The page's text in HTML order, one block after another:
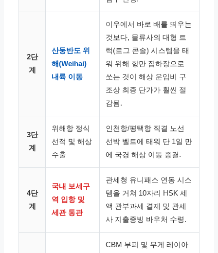
2단
계
산둥반도 위
해(Weihai)
내륙 이동
이우에서 바로 배를 띄우는
것보다, 물류사의 대형 트
럭(로그 콘솔) 시스템을 태
워 위해 항만 집하장으로
쏘는 것이 해상 운임비 구
조상 최종 단가가 훨씬 절
감됨.
3단
계
위해항 정식
선적 및 해상
수출
인천항/평택항 직결 노선
선박 벨트에 태워 단 1일 만
에 국경 해상 이동 종결.
4단
계
국내 보세구
역 입항 및
세관 통관
관세청 유니패스 연동 시스
템을 거쳐 10자리 HSK 세
액 관부과세 결제 및 관세
사 지출증빙 바우처 수령.
CBM 부피 및 무게 레이아